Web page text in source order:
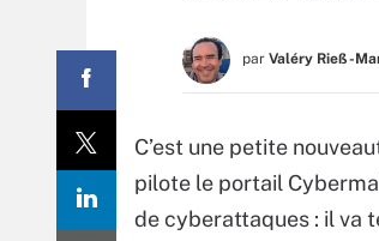
par Valéry Rieß-
C’est une petite
pilote le portail
de cyberattaques : il va